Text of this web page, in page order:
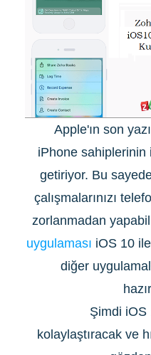
Apple'ın son
iPhone
getiriyor. Bu
çalışmalarınızı
zorlanmadan
uygulaması iOS 10
diğer
Şimdi iOS 10
kolaylaştıracak ve